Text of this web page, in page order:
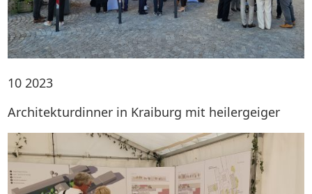
10 2023
Architekturdinner in Kraiburg mit heilergeiger